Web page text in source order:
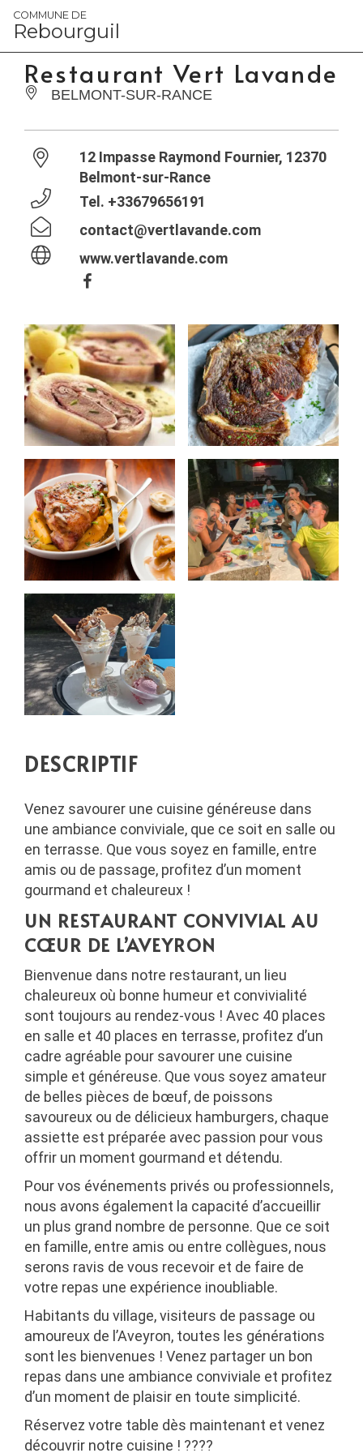
Panneau de gestion des cookies
COMMUNE DE
Rebourguil
Restaurant Vert Lavande
BELMONT-SUR-RANCE
12 Impasse Raymond Fournier, 12370
Belmont-sur-Rance
Tel. +33679656191
contact@vertlavande.com
www.vertlavande.com
DESCRIPTIF
Venez savourer une cuisine généreuse dans
une ambiance conviviale, que ce soit en salle ou
en terrasse. Que vous soyez en famille, entre
amis ou de passage, profitez d’un moment
gourmand et chaleureux !
UN RESTAURANT CONVIVIAL AU
CŒUR DE L’AVEYRON
Bienvenue dans notre restaurant, un lieu
chaleureux où bonne humeur et convivialité
sont toujours au rendez-vous ! Avec 40 places
en salle et 40 places en terrasse, profitez d’un
cadre agréable pour savourer une cuisine
simple et généreuse. Que vous soyez amateur
de belles pièces de bœuf, de poissons
savoureux ou de délicieux hamburgers, chaque
assiette est préparée avec passion pour vous
offrir un moment gourmand et détendu.
Pour vos événements privés ou professionnels,
nous avons également la capacité d’accueillir
un plus grand nombre de personne. Que ce soit
en famille, entre amis ou entre collègues, nous
serons ravis de vous recevoir et de faire de
votre repas une expérience inoubliable.
Habitants du village, visiteurs de passage ou
amoureux de l’Aveyron, toutes les générations
sont les bienvenues ! Venez partager un bon
repas dans une ambiance conviviale et profitez
d’un moment de plaisir en toute simplicité.
Réservez votre table dès maintenant et venez
découvrir notre cuisine ! ????